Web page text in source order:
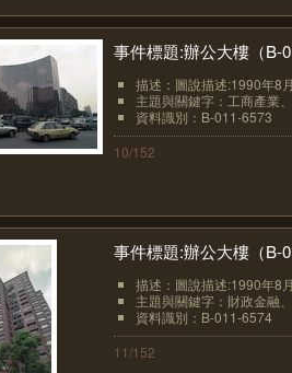
事件標題:辦公大樓（B-
描述：圖說描述:1990年8
主題與關鍵字：工商產業
資料識別：B-011-6573
10/152
事件標題:辦公大樓（B-
描述：圖說描述:1990年8
主題與關鍵字：財政金融
資料識別：B-011-6574
11/152